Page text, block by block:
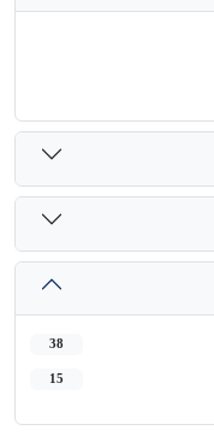
38
15